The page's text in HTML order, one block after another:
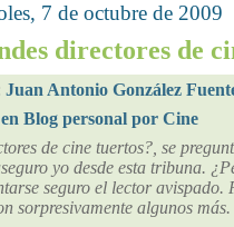
7 de octubre de 2009
directores de
Juan Antonio González
Blog personal por Cine
de cine tuertos?, se
yo desde esta tribuna.
seguro el lector avispado.
sorpresivamente algunos